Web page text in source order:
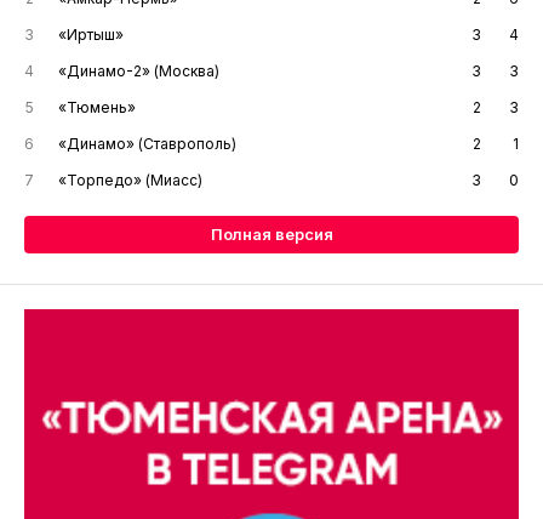
3
«Иртыш» 3
4
4
«Динамо-2» (Москва) 3
3
5
«Тюмень» 2
3
6
«Динамо» (Ставрополь) 2
1
7
«Торпедо» (Миасс) 3 0
Полная версия